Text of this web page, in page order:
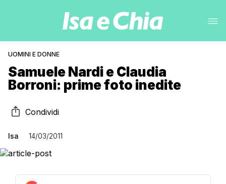
UOMINI E DONNE
Samuele Nardi e Claudia
Borroni: prime foto inedite
Condividi
Isa 14/03/2011